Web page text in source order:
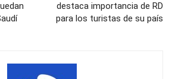
destaca importancia de RD
para los turistas de su país